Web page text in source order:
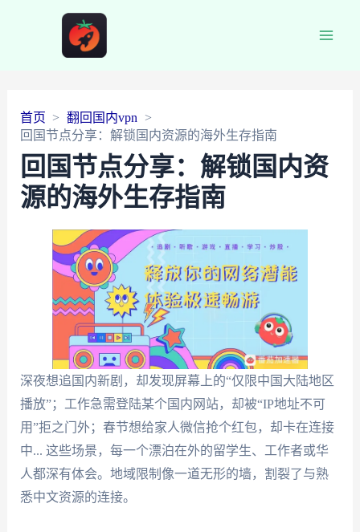
首页
翻回国内vpn
回国节点分享：解锁国内资源的海外生存指南
回国节点分享：解锁国内资
源的海外生存指南
深夜想追国内新剧，却发现屏幕上的“仅限中国大陆地区
播放”；工作急需登陆某个国内网站，却被“IP地址不可
用”拒之门外；春节想给家人微信抢个红包，却卡在连接
中... 这些场景，每一个漂泊在外的留学生、工作者或华
人都深有体会。地域限制像一道无形的墙，割裂了与熟
悉中文资源的连接。